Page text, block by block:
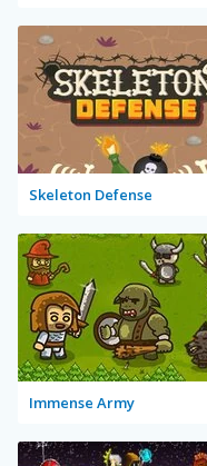
Skeleton Defense
Immense Army